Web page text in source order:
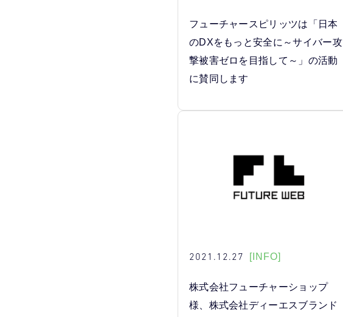
フューチャースピリッツは「日本
のDXをもっと安全に～サイバー攻
撃被害ゼロを目指して～」の活動
に賛同します
2021.12.27 [INFO]
株式会社フューチャーショップ
様、株式会社ディーエスブランド